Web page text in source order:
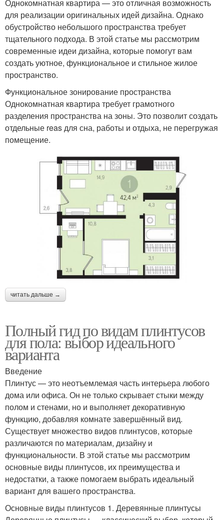
Однокомнатная квартира — это отличная возможность
для реализации оригинальных идей дизайна. Однако
обустройство небольшого пространства требует
тщательного подхода. В этой статье мы рассмотрим
современные идеи дизайна, которые помогут вам
создать уютное, функциональное и стильное жилое
пространство.
Функциональное зонирование пространства
Однокомнатная квартира требует грамотного
разделения пространства на зоны. Это позволит создать
отдельные reas для сна, работы и отдыха, не перегружая
помещение.
читать дальше →
Полный гид по видам плинтусов
для пола: выбор идеального
варианта
Введение
Плинтус — это неотъемлемая часть интерьера любого
дома или офиса. Он не только скрывает стыки между
полом и стенами, но и выполняет декоративную
функцию, добавляя комнате завершённый вид.
Существует множество видов плинтусов, которые
различаются по материалам, дизайну и
функциональности. В этой статье мы рассмотрим
основные виды плинтусов, их преимущества и
недостатки, а также помогаем выбрать идеальный
вариант для вашего пространства.
Основные виды плинтусов 1. Деревянные плинтусы